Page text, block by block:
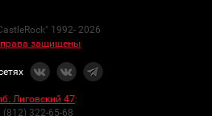
1992- 2026
права защищены
Лиговский 47:
(812) 322-65-68